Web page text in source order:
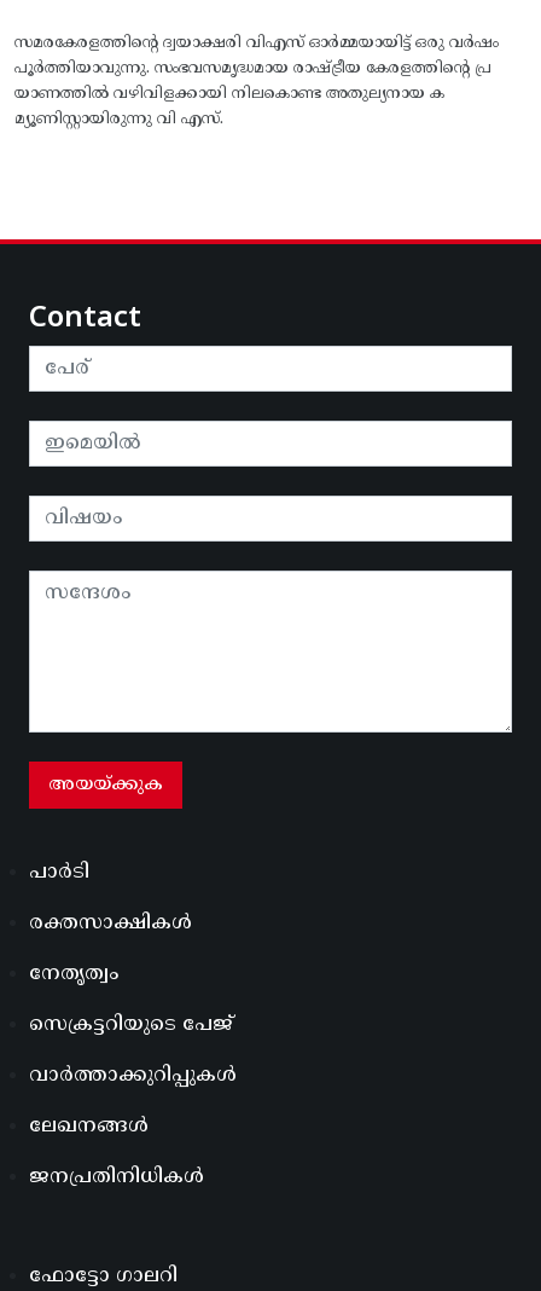
സമരകേരളത്തിൻ്റെ ദ്വയാക്ഷരി വിഎസ് ഓർമ്മയായിട്ട് ഒരു വർഷം
പൂർത്തിയാവുന്നു. സംഭവസമൃദ്ധമായ രാഷ്ട്രീയ കേരളത്തിന്റെ പ്ര
യാണത്തിൽ വഴിവിളക്കായി നിലകൊണ്ട അതുല്യനായ ക
മ്യൂണിസ്റ്റായിരുന്നു വി എസ്.
Contact
പാർടി
രക്തസാക്ഷികൾ
നേതൃത്വം
സെക്രട്ടറിയുടെ പേജ്
വാർത്താക്കുറിപ്പുകൾ
ലേഖനങ്ങൾ
ജനപ്രതിനിധികൾ
ഫോട്ടോ ഗാലറി